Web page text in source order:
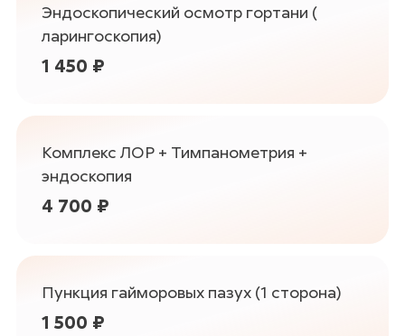
Эндоскопический осмотр гортани (
ларингоскопия)
1 450 ₽
Комплекс ЛОР + Тимпанометрия +
эндоскопия
4 700 ₽
Пункция гайморовых пазух (1 сторона)
1 500 ₽